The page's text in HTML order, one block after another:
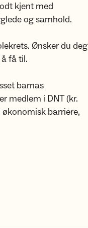
kjent med
og samhold.
Ønsker du deg
få til.
barnas
medlem i DNT (kr.
barriere,